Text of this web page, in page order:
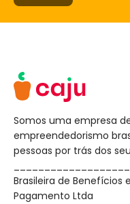
Somos uma empresa
empreendedorismo
pessoas por trás dos
Brasileira de Benefícios
Pagamento Ltda